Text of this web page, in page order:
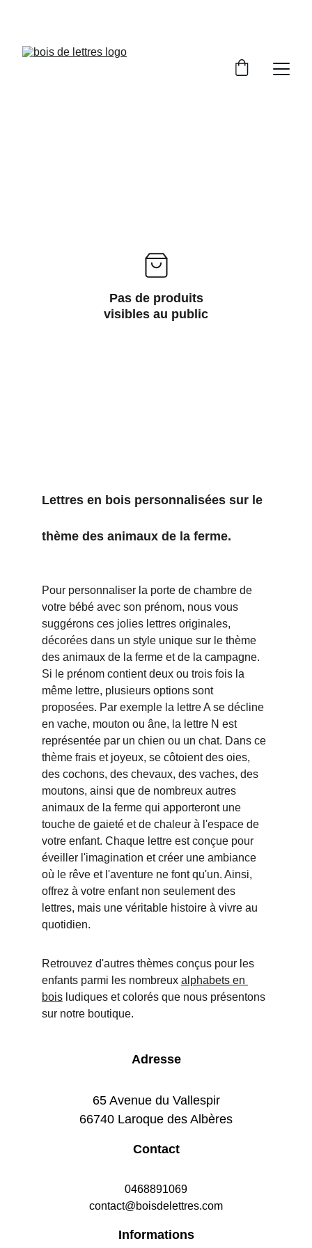
Pas de produits
visibles au public
Lettres en bois personnalisées sur le
thème des animaux de la ferme.
Pour personnaliser la porte de chambre de
votre bébé avec son prénom, nous vous
suggérons ces jolies lettres originales,
décorées dans un style unique sur le thème
des animaux de la ferme et de la campagne.
Si le prénom contient deux ou trois fois la
même lettre, plusieurs options sont
proposées. Par exemple la lettre A se décline
en vache, mouton ou âne, la lettre N est
représentée par un chien ou un chat. Dans ce
thème frais et joyeux, se côtoient des oies,
des cochons, des chevaux, des vaches, des
moutons, ainsi que de nombreux autres
animaux de la ferme qui apporteront une
touche de gaieté et de chaleur à l'espace de
votre enfant. Chaque lettre est conçue pour
éveiller l'imagination et créer une ambiance
où le rêve et l'aventure ne font qu'un. Ainsi,
offrez à votre enfant non seulement des
lettres, mais une véritable histoire à vivre au
quotidien.
Retrouvez d'autres thèmes conçus pour les
enfants parmi les nombreux alphabets en
bois ludiques et colorés que nous présentons
sur notre boutique.
Adresse
65 Avenue du Vallespir
66740 Laroque des Albères
Contact
0468891069
contact@boisdelettres.com
Informations